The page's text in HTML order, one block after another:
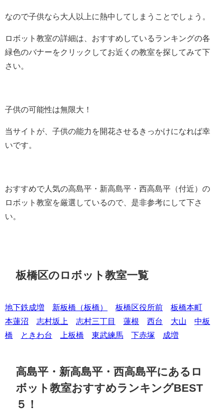
なので子供なら大人以上に熱中してしまうことでしょう。
ロボット教室の詳細は、おすすめしているランキングの各
緑色のバナーをクリックしてお近くの教室を探してみて下
さい。
子供の可能性は無限大！
当サイトが、子供の能力を開花させるきっかけになれば幸
いです。
おすすめで人気の高島平・新高島平・西高島平（付近）の
ロボット教室を厳選しているので、是非参考にして下さ
い。
板橋区のロボット教室一覧
地下鉄成増 新板橋（板橋） 板橋区役所前
板橋本町
本蓮沼
志村坂上 志村三丁目 蓮根 西台 大山
中板
橋
ときわ台 上板橋 東武練馬 下赤塚 成増
高島平・新高島平・西高島平にあるロ
ボット教室おすすめランキングBEST
５！